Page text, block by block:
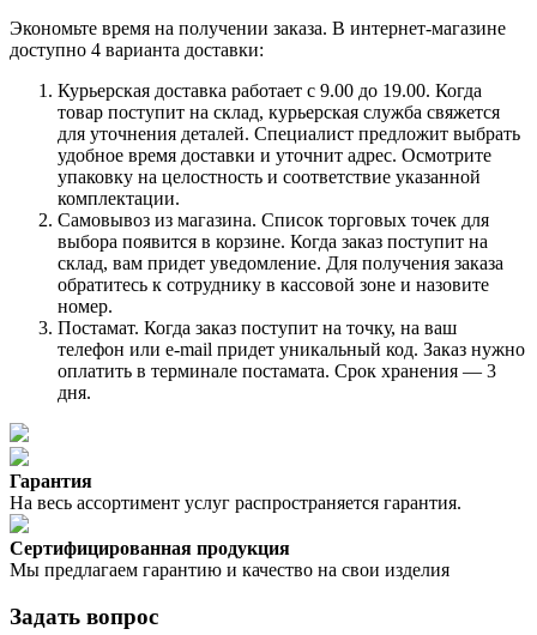
Экономьте время на получении заказа. В интернет-магазине
доступно 4 варианта доставки:
Курьерская доставка работает с 9.00 до 19.00. Когда
товар поступит на склад, курьерская служба свяжется
для уточнения деталей. Специалист предложит выбрать
удобное время доставки и уточнит адрес. Осмотрите
упаковку на целостность и соответствие указанной
комплектации.
Самовывоз из магазина. Список торговых точек для
выбора появится в корзине. Когда заказ поступит на
склад, вам придет уведомление. Для получения заказа
обратитесь к сотруднику в кассовой зоне и назовите
номер.
Постамат. Когда заказ поступит на точку, на ваш
телефон или e-mail придет уникальный код. Заказ нужно
оплатить в терминале постамата. Срок хранения — 3
дня.
Гарантия
На весь ассортимент услуг распространяется гарантия.
Сертифицированная продукция
Мы предлагаем гарантию и качество на свои изделия
Задать вопрос